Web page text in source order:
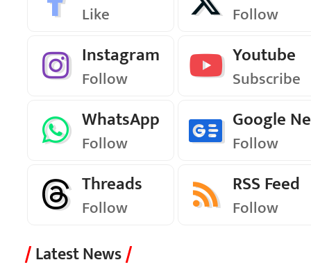
Like Follow
Instagram
Follow
Youtube
Subscribe
WhatsApp
Follow
Google
Follow
Threads
Follow
RSS Feed
Follow
Latest News